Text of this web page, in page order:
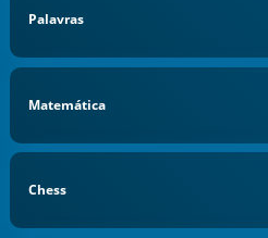
Palavras
Matemática
Chess